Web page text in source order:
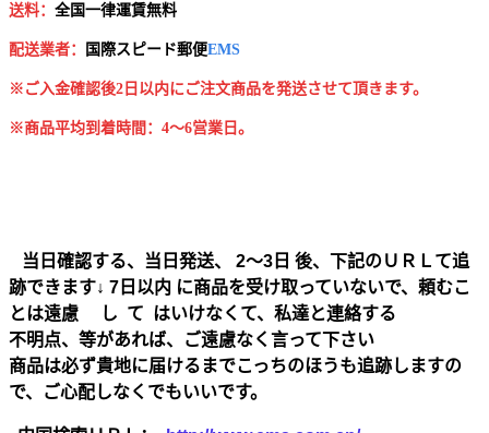
送料： 全国一律運賃無料
配送業者： 国 際スピード郵便EMS
※ご入金確認後2日以内にご注文商品を発送させて頂きます。
※商品平均到着時間：4～6営業日。
当日確認する、当日発送、 2～3日 後、下記のＵＲＬて追
跡できます↓ 7日以内 に商品を受け取っていないで、頼むこ
とは遠慮 し て はいけなくて、私達と連絡する
不明点、等があれば、ご遠慮なく言って下さい
商品は必ず貴地に届けるまでこっちのほうも追跡しますの
で、ご心配しなくでもいいです。